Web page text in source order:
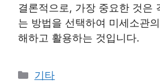
결론적으로, 가장 중요한 것은
는 방법을 선택하여 미세소관
해하고 활용하는 것입니다.
Categories
기타